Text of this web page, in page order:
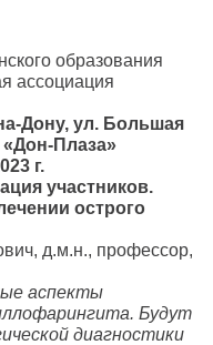
образования
ассоциация
Дону, ул. Большая
«Дон-Плаза»
г.
участников.
острого
д.м.н., профессор,
аспекты
Будут
диагностики